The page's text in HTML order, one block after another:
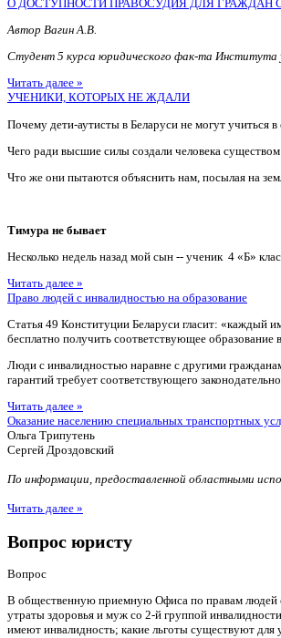
О ДОСТУПНОСТИ ПРАВОСУДИЯ ДЛЯ ГРАЖДАН
Автор Вагин А.В.
Студент 5 курса юридического фак-та Института
Читать далее »
УЧЕНИКИ, КОТОРЫХ НЕ ЖДАЛИ
Почему дети-аутисты в Беларуси не могут учиться
Чего ради высшие силы создали человека
Что же они пытаются объяснить нам, посылая на
Тимура не бывает
Несколько недель назад мой сын -- ученик 4 «Б»
Читать далее »
Право людей с инвалидностью на образование
Статья 49 Конституции Беларуси гласит: «каждый
бесплатно получить соответствующее образование
Люди с инвалидностью наравне с другими
гарантий требует соответствующего
Читать далее »
Оказание населению специальных транспортных
Ольга Трипутень
Сергей Дроздовский
По информации, предоставленной областными
Читать далее »
Вопрос юристу
Вопрос
В общественную приемную Офиса по правам людей с
утраты здоровья и муж со 2-й группой
имеют инвалидность; какие льготы существуют